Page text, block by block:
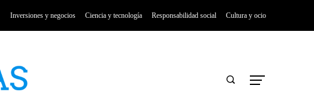
Inversiones y negocios Ciencia y tecnología Responsabilidad social Cultura y ocio